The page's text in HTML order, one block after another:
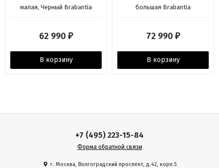
малая, Черный Brabantia
62 990 ₽
В корзину
большая Brabantia
72 990 ₽
В корзину
+7 (495) 223-15-84
Форма обратной связи
г. Москва, Волгоградский проспект, д.42, корп.5